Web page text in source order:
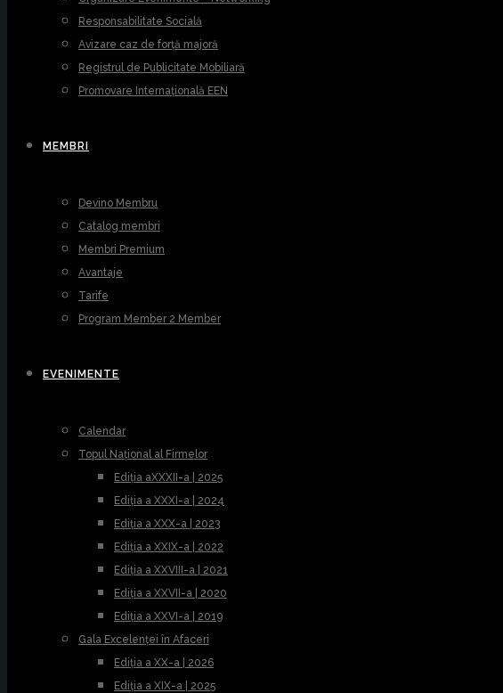
Responsabilitate Socială
Avizare caz de forță majoră
Registrul de Publicitate Mobiliară
Promovare Internațională EEN
MEMBRI
Devino Membru
Catalog membri
Membri Premium
Avantaje
Tarife
Program Member 2 Member
EVENIMENTE
Calendar
Topul Național al Firmelor
Ediția aXXXII-a | 2025
Ediția a XXXI-a | 2024
Ediția a XXX-a | 2023
Ediția a XXIX-a | 2022
Ediția a XXVIII-a | 2021
Ediția a XXVII-a | 2020
Ediția a XXVI-a | 2019
Gala Excelenței în Afaceri
Ediția a XX-a | 2026
Ediția a XIX-a | 2025